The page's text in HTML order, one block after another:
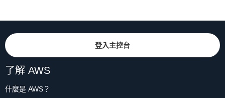
登入主控台
了解 AWS
什麼是 AWS？